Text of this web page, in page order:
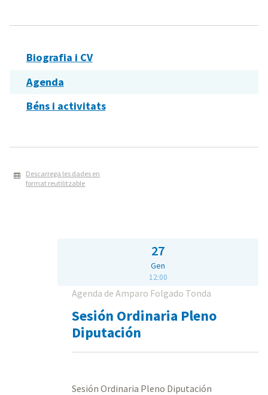
Biografia i CV
Agenda
Béns i activitats
Descarrega les dades en
format reutilitzable
27
Gen
12:00
Agenda de Amparo Folgado Tonda
Sesión Ordinaria Pleno
Diputación
Sesión Ordinaria Pleno Diputación